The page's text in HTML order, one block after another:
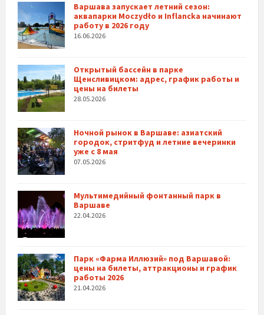
Варшава запускает летний сезон:
аквапарки Moczydło и Inflancka начинают
работу в 2026 году
16.06.2026
Открытый бассейн в парке
Щенсливицком: адрес, график работы и
цены на билеты
28.05.2026
Ночной рынок в Варшаве: азиатский
городок, стритфуд и летние вечеринки
уже с 8 мая
07.05.2026
Мультимедийный фонтанный парк в
Варшаве
22.04.2026
Парк «Фарма Иллюзий» под Варшавой:
цены на билеты, аттракционы и график
работы 2026
21.04.2026